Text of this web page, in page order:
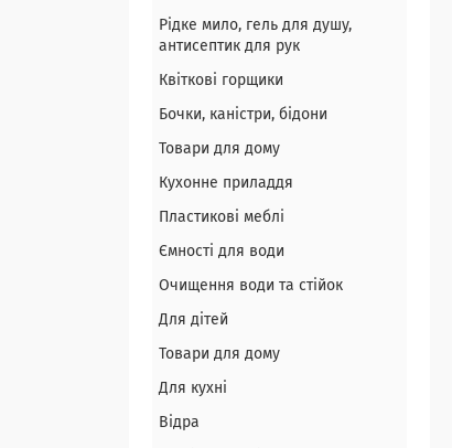
Рідке мило, гель для душу,
антисептик для рук
Квіткові горщики
Бочки, каністри, бідони
Товари для дому
Кухонне приладдя
Пластикові меблі
Ємності для води
Очищення води та стійок
Для дітей
Товари для дому
Для кухні
Відра